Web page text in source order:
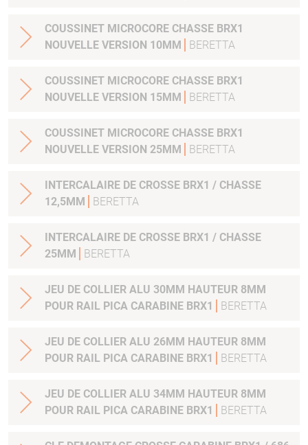
COUSSINET MICROCORE CHASSE BRX1
NOUVELLE VERSION 10MM
BERETTA
COUSSINET MICROCORE CHASSE BRX1
NOUVELLE VERSION 15MM
BERETTA
COUSSINET MICROCORE CHASSE BRX1
NOUVELLE VERSION 25MM
BERETTA
INTERCALAIRE DE CROSSE BRX1 / CHASSE
12,5MM
BERETTA
INTERCALAIRE DE CROSSE BRX1 / CHASSE
25MM
BERETTA
JEU DE COLLIER ALU 30MM HAUTEUR 8MM
POUR RAIL PICA CARABINE BRX1
BERETTA
JEU DE COLLIER ALU 26MM HAUTEUR 8MM
POUR RAIL PICA CARABINE BRX1
BERETTA
JEU DE COLLIER ALU 34MM HAUTEUR 8MM
POUR RAIL PICA CARABINE BRX1
BERETTA